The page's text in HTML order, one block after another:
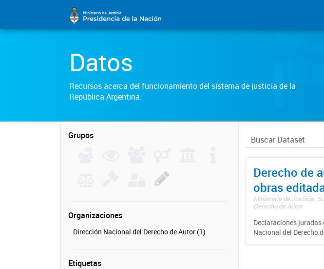
Datos
Recursos acerca del funcionamiento del sistema de justicia de la
República Argentina.
Grupos
Organizaciones
Dirección Nacional del Derecho de Autor (1)
Etiquetas
Derecho de
obras
Ministerio de Justicia.
Derecho de Autor
Declaraciones
Nacional del Derecho